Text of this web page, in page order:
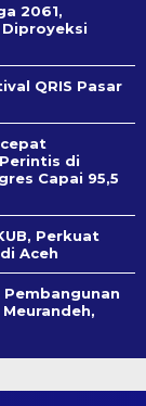
2061,
QRIS Pasar
di
Capai 95,5
Perkuat
Aceh
Pembangunan